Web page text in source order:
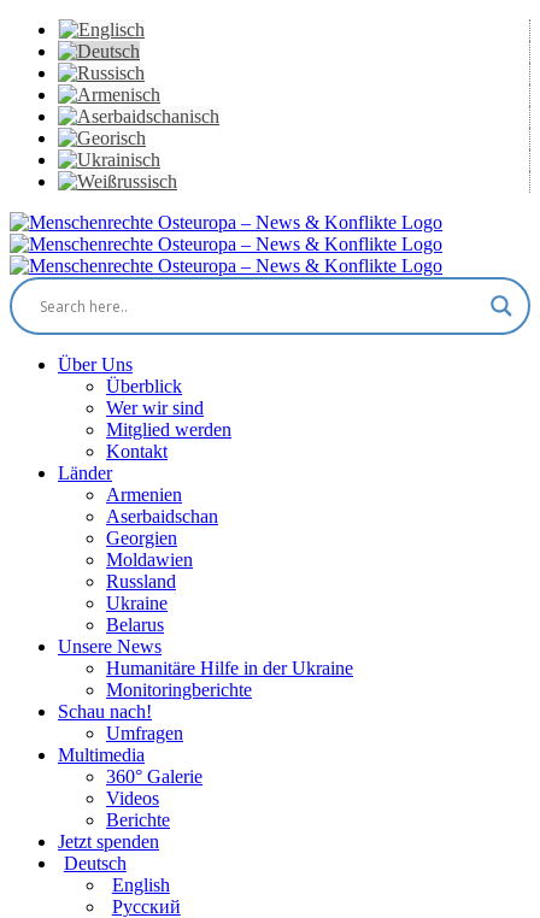
Skip
content
Facebook
X
YouTube
Instagram
Email
Über Uns
Überblick
Wer wir sind
Mitglied werden
Kontakt
Länder
Armenien
Aserbaidschan
Georgien
Moldawien
Russland
Ukraine
Belarus
Unsere News
Humanitäre Hilfe in der Ukraine
Monitoringberichte
Schau nach!
Umfragen
Multimedia
360° Galerie
Videos
Berichte
Jetzt spenden
Deutsch
English
Русский